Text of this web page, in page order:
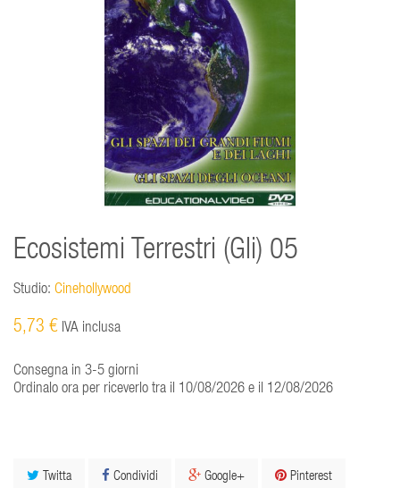
Ecosistemi Terrestri (Gli) 05
Studio: Cinehollywood
5,73 € IVA inclusa
Consegna in 3-5 giorni
Ordinalo ora per riceverlo tra il 10/08/2026 e il 12/08/2026
Twitta Condividi Google+ Pinterest